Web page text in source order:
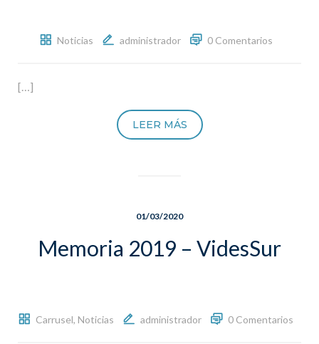
Noticias administrador 0 Comentarios
[…]
LEER MÁS
01/03/2020
Memoria 2019 – VidesSur
Carrusel, Noticias administrador 0 Comentarios